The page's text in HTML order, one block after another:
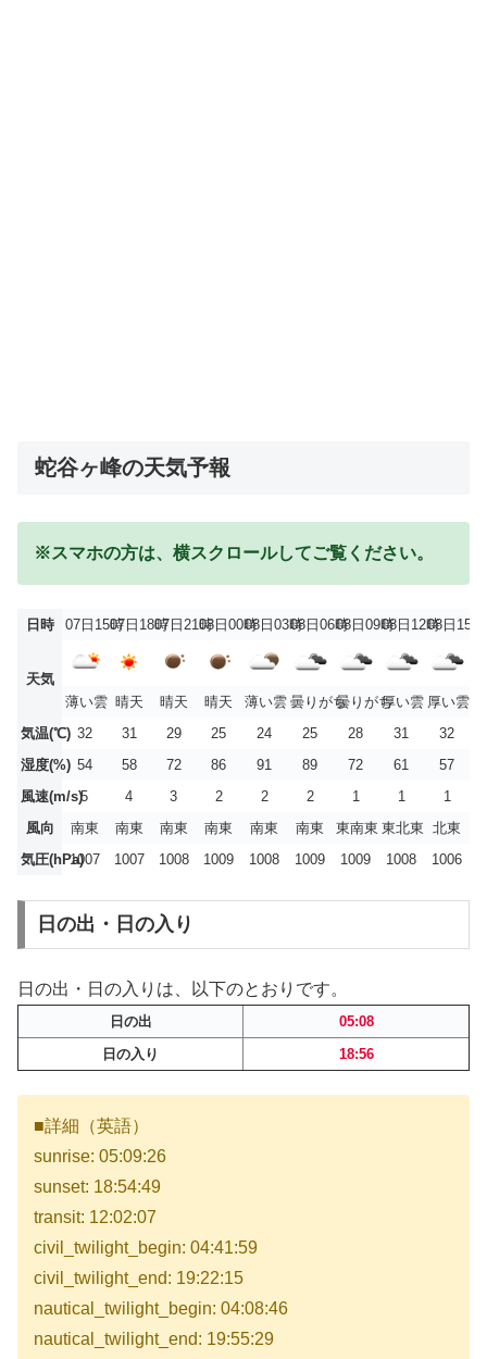
蛇谷ヶ峰の天気予報
※スマホの方は、横スクロールしてご覧ください。
日時 07日15時07日18時07日21時08日00時08日03時08日06時08日09時08日12時08日15時
天気
薄い雲 晴天 晴天 晴天 薄い雲 曇りがち曇りがち厚い雲 厚い雲
気温(℃) 32 31 29 25 24 25 28 31
32
湿度(%) 54 58 72 86 91 89 72 61
57
風速(m/s)5 4 3 2 2 2 1 1
1
風向
南東 南東 南東 南東 南東 南東 東南東 東北東 北東
気圧(hPa)1007 1007 1008 1009 1008 1009 1009 1008 1006
日の出・日の入り
日の出・日の入りは、以下のとおりです。
日の出
05:08
日の入り
18:56
■詳細（英語）
sunrise: 05:09:26
sunset: 18:54:49
transit: 12:02:07
civil_twilight_begin: 04:41:59
civil_twilight_end: 19:22:15
nautical_twilight_begin: 04:08:46
nautical_twilight_end: 19:55:29